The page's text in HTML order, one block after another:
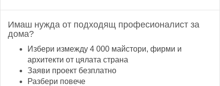
Имаш нужда от подходящ професионалист за
дома?
Избери измежду 4 000 майстори, фирми и
архитекти от цялата страна
Заяви проект безплатно
Разбери повече